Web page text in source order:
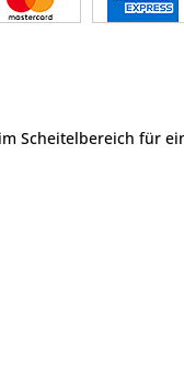
Scheitelbereich für